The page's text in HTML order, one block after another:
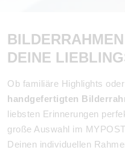
DEINE
Ob familiäre Highlights
handgefertigten
liebsten Erinnerungen
große Auswahl im
Deinen individuellen